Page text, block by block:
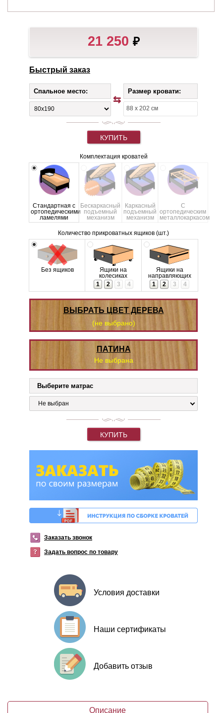
21 250 ₽
Быстрый заказ
Спальное место: Размер кровати:
КУПИТЬ
Комплектация кроватей
Стандартная с
ортопедическими
ламелями
Бескаркасный
подъемный
механизм
Каркасный
подъемный
механизм
С
ортопедическим
металлокаркасом
Количество прикроватных ящиков (шт.)
Без ящиков
Ящики на
колесиках
1
2 3 4
Ящики на
направляющих
1
2 3 4
ВЫБРАТЬ ЦВЕТ ДЕРЕВА
(не выбрано)
ПАТИНА
Не выбрана
Выберите матрас
Не выбран
КУПИТЬ
Заказать звонок
Задать вопрос по товару
Условия доставки
Наши сертификаты
Добавить отзыв
Описание